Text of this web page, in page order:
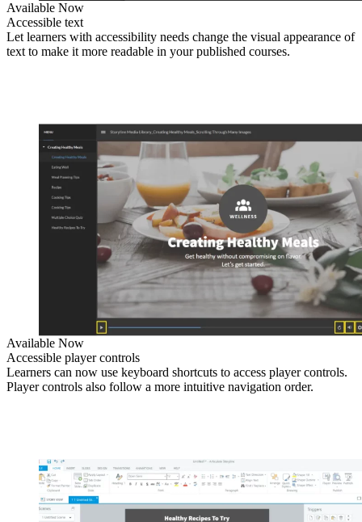
Available Now
Accessible text
Let learners with accessibility needs change the visual appearance of
text to make it more readable in your published courses.
Available Now
Accessible player controls
Learners can now use keyboard shortcuts to access player controls.
Player controls also follow a more intuitive navigation order.